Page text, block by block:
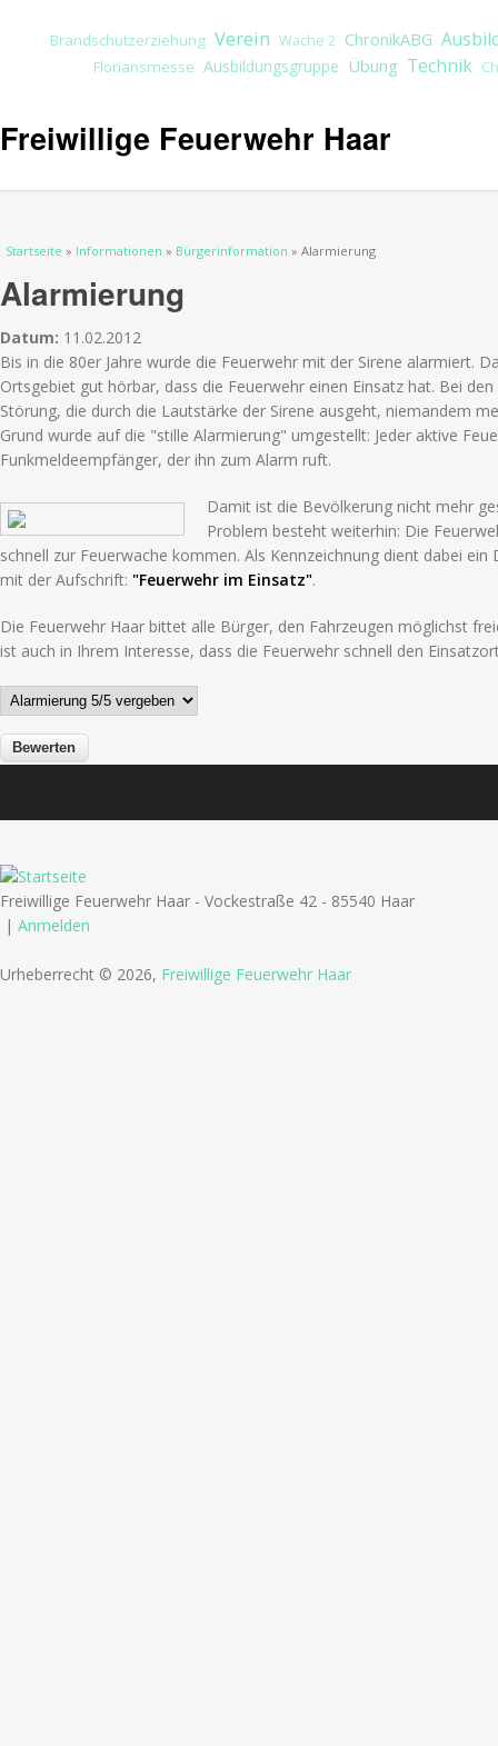
Brandschutzerziehung Verein Wache 2 ChronikABG
Floriansmesse Ausbildungsgruppe Übung Technik
Freiwillige Feuerwehr Haar
Sie sind hier
Startseite » Informationen » Bürgerinformation » Alarmierung
Alarmierung
Datum: 11.02.2012
Bis in die 80er Jahre wurde die Feuerwehr mit der Sirene alarmiert.
Ortsgebiet gut hörbar, dass die Feuerwehr einen Einsatz hat. Bei
Störung, die durch die Lautstärke der Sirene ausgeht, niemandem
Grund wurde auf die "stille Alarmierung" umgestellt: Jeder aktive
Funkmeldeempfänger, der ihn zum Alarm ruft.
Damit ist die Bevölkerung nicht mehr
Problem besteht weiterhin: Die
schnell zur Feuerwache kommen. Als Kennzeichnung dient dabei
mit der Aufschrift: "Feuerwehr im Einsatz".
Die Feuerwehr Haar bittet alle Bürger, den Fahrzeugen möglichst
ist auch in Ihrem Interesse, dass die Feuerwehr schnell den
Freiwillige Feuerwehr Haar - Vockestraße 42 - 85540 Haar
| Anmelden
Urheberrecht © 2026, Freiwillige Feuerwehr Haar